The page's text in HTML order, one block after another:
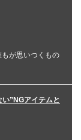
が思いつくもの
”NGアイテムと